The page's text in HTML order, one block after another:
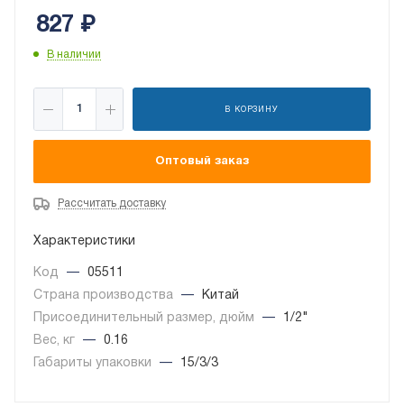
827 ₽
В наличии
В КОРЗИНУ
Оптовый заказ
Рассчитать доставку
Характеристики
Код —
05511
Страна производства
—
Китай
Присоединительный размер, дюйм
—
1/2"
Вес, кг
—
0.16
Габариты упаковки
— 15/3/3